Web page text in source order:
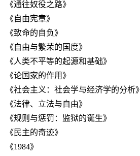
《通往奴役之路》
《自由宪章》
《致命的自负》
《自由与繁荣的国度》
《人类不平等的起源和基础》
《论国家的作用》
《社会主义：社会学与经济学的分析》
《法律、立法与自由》
《规则与惩罚：监狱的诞生》
《民主的奇迹》
《1984》